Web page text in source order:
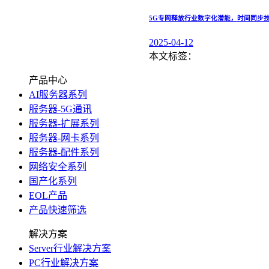
5G专网释放行业数字化潜能，时间同步
2025-04-12
本文标签：
产品中心
AI服务器系列
服务器-5G通讯
服务器-扩展系列
服务器-网卡系列
服务器-配件系列
网络安全系列
国产化系列
EOL产品
产品快速筛选
解决方案
Server行业解决方案
PC行业解决方案